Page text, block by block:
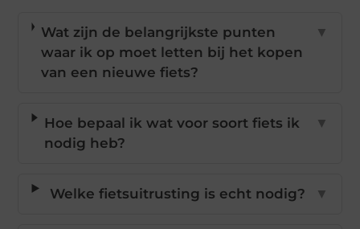
Wat zijn de belangrijkste punten
waar ik op moet letten bij het kopen
van een nieuwe fiets?
▼
Hoe bepaal ik wat voor soort fiets ik
nodig heb?
▼
Welke fietsuitrusting is echt nodig? ▼